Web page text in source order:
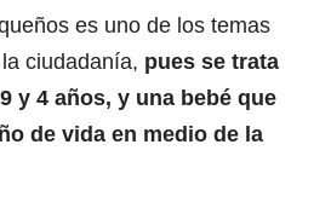
es uno de los temas
ciudadanía, pues se trata
y 4 años, y una bebé que
de vida en medio de la